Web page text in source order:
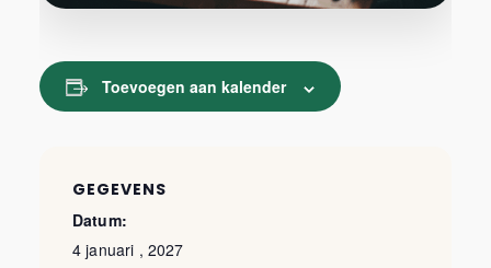
Toevoegen aan kalender
GEGEVENS
Datum:
4 januari , 2027